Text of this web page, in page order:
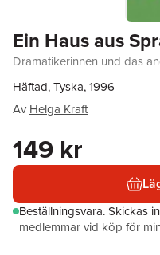
Ein Haus aus
Dramatikerinnen und das
Häftad, Tyska, 1996
Av Helga Kraft
149 kr
Beställningsvara.Skickas
medlemmar vid köp för